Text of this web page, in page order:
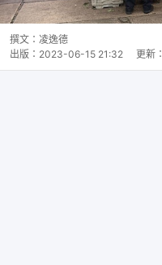
撰文： 凌逸德
出版： 2023-06-15 21:32 更新：